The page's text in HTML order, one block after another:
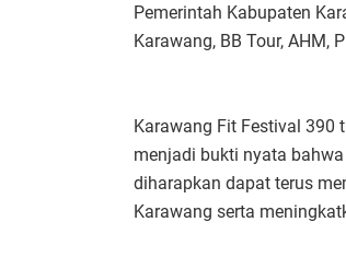
Pemerintah Kabupaten
Karawang, BB Tour, AHM,
Karawang Fit Festival 390
menjadi bukti nyata
diharapkan dapat terus
Karawang serta